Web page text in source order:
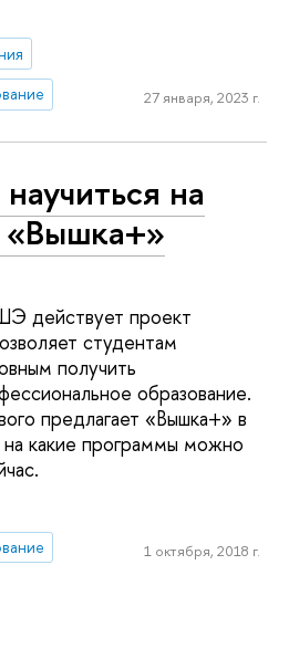
27 января, 2023 г.
на
«Вышка+»
действует проект
студентам
получить
образование.
предлагает «Вышка+» в
какие программы можно
1 октября, 2018 г.